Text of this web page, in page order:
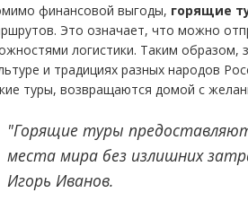
финансовой выгоды, горящие
Это означает, что можно
логистики. Таким
и традициях разных народов
туры, возвращаются домой с
"Горящие туры
места мира без излишних
Игорь Иванов.